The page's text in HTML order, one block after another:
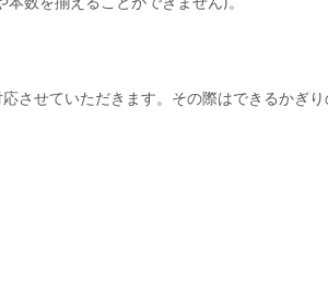
させていただきます。その際はできるかぎり